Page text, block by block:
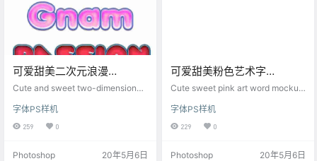
可爱甜美二次元浪漫
mockups素材ps样机
Cute and sweet two-dimensional
ckup
字体PS样机
259 0
Photoshop 20年5月6日
可爱甜美粉色艺术字
mockups素材ps样机
Cute sweet pink art word mockup
字体PS样机
229 0
Photoshop 20年5月6日